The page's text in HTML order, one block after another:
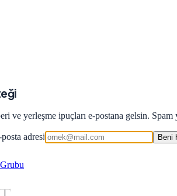
ve yerleşme ipuçları e-postana gelsin.
adresi Beni